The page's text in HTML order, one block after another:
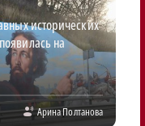
исторических
на
Арина Полтанова